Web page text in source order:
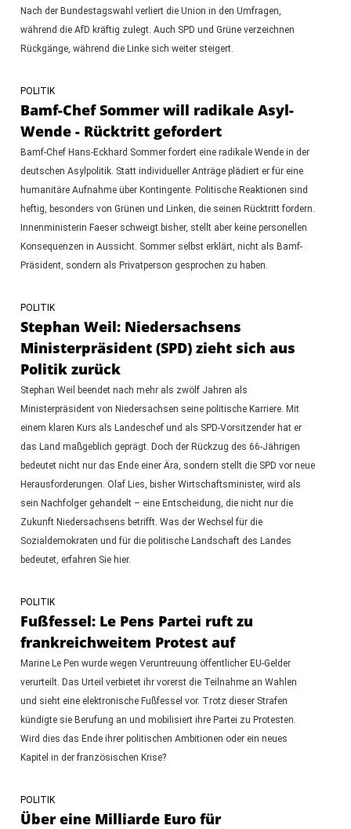
Nach der Bundestagswahl verliert die Union in den Umfragen,
während die AfD kräftig zulegt. Auch SPD und Grüne verzeichnen
Rückgänge, während die Linke sich weiter steigert.
POLITIK
Bamf-Chef Sommer will radikale Asyl-
Wende - Rücktritt gefordert
Bamf-Chef Hans-Eckhard Sommer fordert eine radikale Wende in der
deutschen Asylpolitik. Statt individueller Anträge plädiert er für eine
humanitäre Aufnahme über Kontingente. Politische Reaktionen sind
heftig, besonders von Grünen und Linken, die seinen Rücktritt fordern.
Innenministerin Faeser schweigt bisher, stellt aber keine personellen
Konsequenzen in Aussicht. Sommer selbst erklärt, nicht als Bamf-
Präsident, sondern als Privatperson gesprochen zu haben.
POLITIK
Stephan Weil: Niedersachsens
Ministerpräsident (SPD) zieht sich aus
Politik zurück
Stephan Weil beendet nach mehr als zwölf Jahren als
Ministerpräsident von Niedersachsen seine politische Karriere. Mit
einem klaren Kurs als Landeschef und als SPD-Vorsitzender hat er
das Land maßgeblich geprägt. Doch der Rückzug des 66-Jährigen
bedeutet nicht nur das Ende einer Ära, sondern stellt die SPD vor neue
Herausforderungen. Olaf Lies, bisher Wirtschaftsminister, wird als
sein Nachfolger gehandelt – eine Entscheidung, die nicht nur die
Zukunft Niedersachsens betrifft. Was der Wechsel für die
Sozialdemokraten und für die politische Landschaft des Landes
bedeutet, erfahren Sie hier.
POLITIK
Fußfessel: Le Pens Partei ruft zu
frankreichweitem Protest auf
Marine Le Pen wurde wegen Veruntreuung öffentlicher EU-Gelder
verurteilt. Das Urteil verbietet ihr vorerst die Teilnahme an Wahlen
und sieht eine elektronische Fußfessel vor. Trotz dieser Strafen
kündigte sie Berufung an und mobilisiert ihre Partei zu Protesten.
Wird dies das Ende ihrer politischen Ambitionen oder ein neues
Kapitel in der französischen Krise?
POLITIK
Über eine Milliarde Euro für